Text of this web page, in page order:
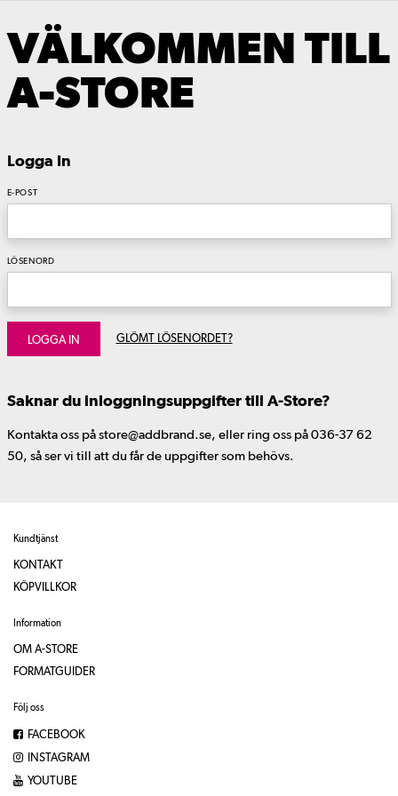
VÄLKOMMEN TILL
A-STORE
Logga In
E-POST
LÖSENORD
LOGGA IN GLÖMT LÖSENORDET?
Saknar du inloggningsuppgifter till A-Store?
Kontakta oss på store@addbrand.se, eller ring oss på 036-37 62
50, så ser vi till att du får de uppgifter som behövs.
Kundtjänst
KONTAKT
KÖPVILLKOR
Information
OM A-STORE
FORMATGUIDER
Följ oss
FACEBOOK
INSTAGRAM
YOUTUBE